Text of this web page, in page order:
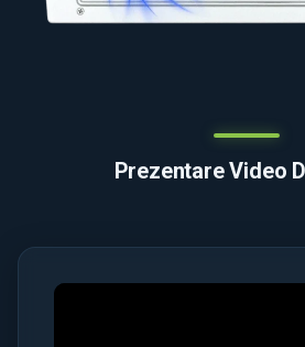
Prezentare Video